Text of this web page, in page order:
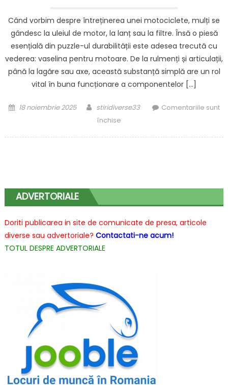
Când vorbim despre întreținerea unei motociclete, mulți se
gândesc la uleiul de motor, la lanț sau la filtre. Însă o piesă
esențială din puzzle-ul durabilității este adesea trecută cu
vederea: vaselina pentru motoare. De la rulmenți și articulații,
până la lagăre sau axe, această substanță simplă are un rol
vital în buna funcționare a componentelor […]
Posted
18 noiembrie 2025 Author
stiridiverse33
Comentariile sunt
închisepentru
ascuns
motocicletei
ADVERTORIALE
Doriti publicarea in site de comunicate de presa, articole
diverse sau advertoriale? Contactati-ne acum!
TOTUL DESPRE ADVERTORIALE